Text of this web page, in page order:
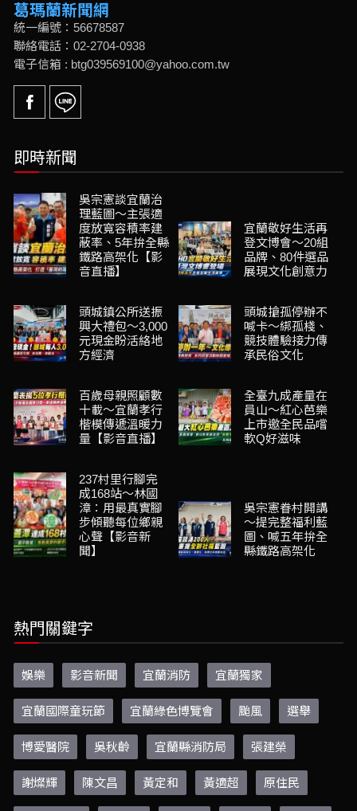
葛瑪蘭新聞網
統一編號：56678587
聯絡電話：02-2704-0938
電子信箱 : btg039569100@yahoo.com.tw
即時新聞
吳宗憲談宜蘭治
理藍圖～主張適
度放寬容積率建
蔽率、5年拚全縣
鐵路高架化【影
音直播】
宜蘭敬好生活再
登文博會～20組
品牌、80件選品
展現文化創意力
頭城鎮公所送振
興大禮包～3,000
元現金盼活絡地
方經濟
頭城搶孤停辦不
喊卡～綁孤棧、
競技體驗接力傳
承民俗文化
百歲母親照顧數
十載～宜蘭孝行
楷模傳遞溫暖力
量【影音直播】
全臺九成產量在
員山～紅心芭樂
上市邀全民品嚐
軟Q好滋味
237村里行腳完
成168站～林國
漳：用最真實腳
步傾聽每位鄉親
心聲【影音新
聞】
吳宗憲眷村開講
～提完整福利藍
圖、喊五年拚全
縣鐵路高架化
熱門關鍵字
娛樂 影音新聞 宜蘭消防 宜蘭獨家
宜蘭國際童玩節 宜蘭綠色博覽會 颱風 選舉
博愛醫院 吳秋齡 宜蘭縣消防局 張建榮
謝燦輝 陳文昌 黃定和 黃適超 原住民